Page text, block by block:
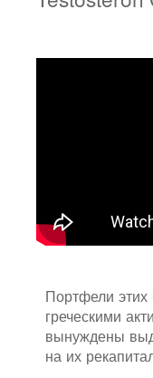
Портфели
греческими
вынуждены
на их